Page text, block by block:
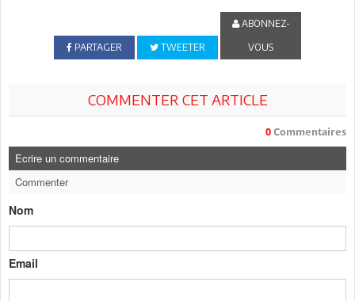
PARTAGER TWEETER
ABONNEZ-
VOUS
COMMENTER CET ARTICLE
0 Commentaires
Ecrire un commentaire
Commenter
Nom
Email